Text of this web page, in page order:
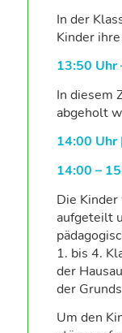
In der
Kinder
13:50 Uhr
In diesem
abgeholt
14:00 Uhr
14:00 –
Die
aufgeteilt
1. bis 4.
der
der
Um den